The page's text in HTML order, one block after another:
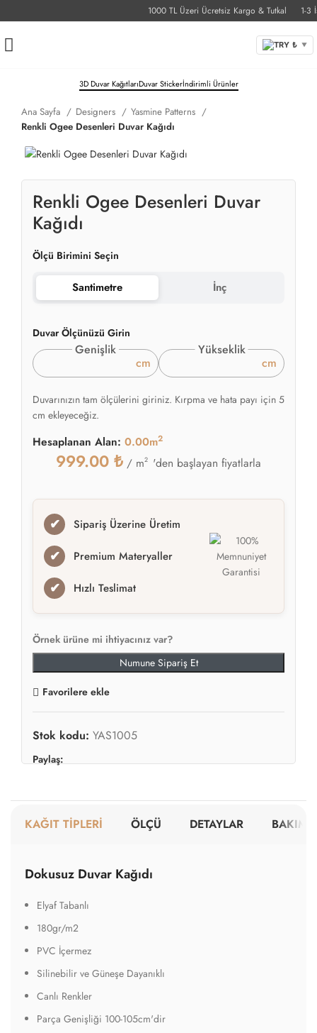
1000 TL Üzeri Ücretsiz Kargo & Tutkal 1-3
TRY ₺ ▼
3D Duvar KağıtlarıDuvar Stickerİndirimli Ürünler
Ana Sayfa Designers
Yasmine Patterns
Renkli Ogee Desenleri Duvar Kağıdı
Renkli Ogee Desenleri Duvar
Kağıdı
Ölçü Birimini Seçin
Santimetre İnç
Duvar Ölçünüzü Girin
Genişlik
cm
Yükseklik
cm
Duvarınızın tam ölçülerini giriniz. Kırpma ve hata payı için 5
cm ekleyeceğiz.
Hesaplanan Alan: 0.00m2
999.00 ₺ / m2 'den başlayan fiyatlarla
✔ Sipariş Üzerine Üretim
✔ Premium Materyaller
✔ Hızlı Teslimat
Örnek ürüne mi ihtiyacınız var?
Numune Sipariş Et
Favorilere ekle
Stok kodu: YAS1005
Paylaş:
KAĞIT TİPLERİ ÖLÇÜ DETAYLAR BAKIM
Dokusuz Duvar Kağıdı
Elyaf Tabanlı
180gr/m2
PVC İçermez
Silinebilir ve Güneşe Dayanıklı
Canlı Renkler
Parça Genişliği 100-105cm'dir